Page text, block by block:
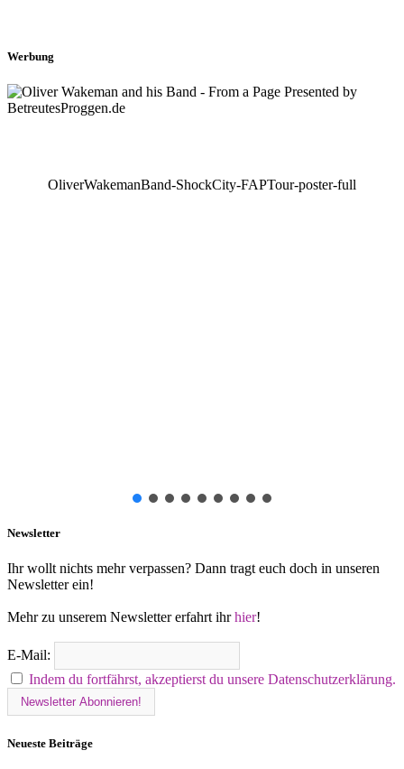
Werbung
OliverWakemanBand-ShockCity-FAPTour-poster-full
Newsletter
Ihr wollt nichts mehr verpassen? Dann tragt euch doch in unseren
Newsletter ein!
Mehr zu unserem Newsletter erfahrt ihrhier!
E-Mail:
Indem du fortfährst, akzeptierst du unsere Datenschutzerklärung.
Neueste Beiträge